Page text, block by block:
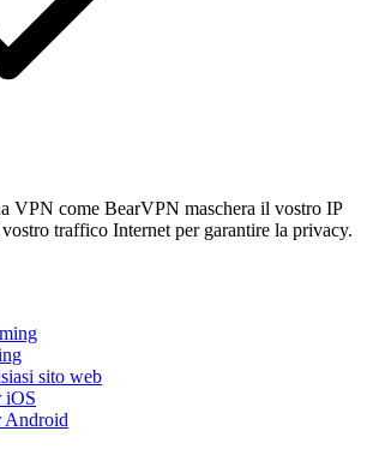
VPN come BearVPN maschera il vostro IP
traffico Internet per garantire la privacy.
sito web
iOS
Android